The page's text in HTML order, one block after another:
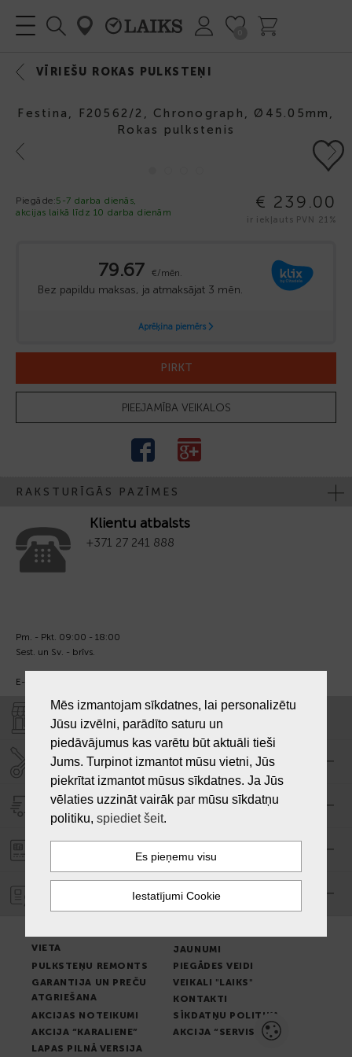
VĪRIEŠU ROKAS PULKSTEŅI
Festina, F20562/2, Chronograph, Ø45.05mm,
Rokas pulkstenis
Previous Next
Piegāde:5-7 darba dienās,
akcijas laikā līdz 10 darba dienām
€ 239.00
ir iekļauts PVN 21%
PIRKT
PIEEJAMĪBA VEIKALOS
RAKSTURĪGĀS PAZĪMES
Klientu atbalsts
+371 27 241 888
Pm. - Pkt. 09:00 - 18:00
Sest. un Sv. - brīvs.
E-pasts:
VEIKALI "LAIKS"
SERVISA CENTRS "LAIKS"
PIEGĀDE
PASŪTĪJUMA APMAKSA
GARANTIJA
VIETA
JAUNUMI
PULKSTEŅU REMONTS
PIEGĀDES VEIDI
GARANTIJA UN PREČU
ATGRIEŠANA
VEIKALI "LAIKS"
KONTAKTI
AKCIJAS NOTEIKUMI
SĪKDATŅU POLITIKA
AKCIJA “KARALIENE”
AKCIJA “SERVISS”
LAPAS PILNĀ VERSIJA
Mēs izmantojam sīkdatnes, lai personalizētu
Jūsu izvēlni, parādīto saturu un
piedāvājumus kas varētu būt aktuāli tieši
Jums. Turpinot izmantot mūsu vietni, Jūs
piekrītat izmantot mūsus sīkdatnes. Ja Jūs
vēlaties uzzināt vairāk par mūsu sīkdatņu
politiku, spiediet šeit.